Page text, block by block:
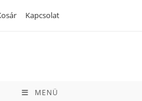
Kapcsolat
MENÜ